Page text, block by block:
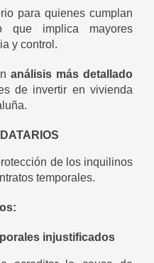
para quienes cumplan
que implica mayores
y control.
análisis más detallado
de invertir en vivienda
de los inquilinos
temporales.
injustificados